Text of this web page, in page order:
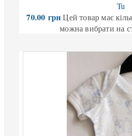
Tu
70.00 грн Цей товар має
можна вибрати на